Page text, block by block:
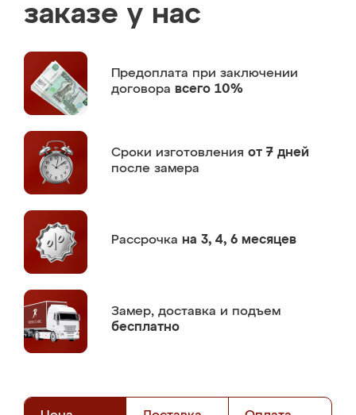
заказе у нас
Предоплата при заключении
договора всего 10%
Сроки изготовления от 7 дней
после замера
Рассрочка на 3, 4, 6 месяцев
Замер, доставка и подъем
бесплатно